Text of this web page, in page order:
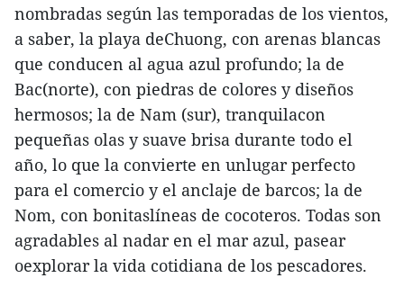
nombradas según las temporadas de los vientos,
a saber, la playa deChuong, con arenas blancas
que conducen al agua azul profundo; la de
Bac(norte), con piedras de colores y diseños
hermosos; la de Nam (sur), tranquilacon
pequeñas olas y suave brisa durante todo el
año, lo que la convierte en unlugar perfecto
para el comercio y el anclaje de barcos; la de
Nom, con bonitaslíneas de cocoteros. Todas son
agradables al nadar en el mar azul, pasear
oexplorar la vida cotidiana de los pescadores.